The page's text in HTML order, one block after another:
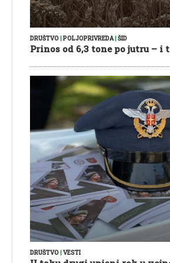
DRUŠTVO|POLJOPRIVREDA|ŠID
Prinos od 6,3 tone po jutru – i
DRUŠTVO|VESTI